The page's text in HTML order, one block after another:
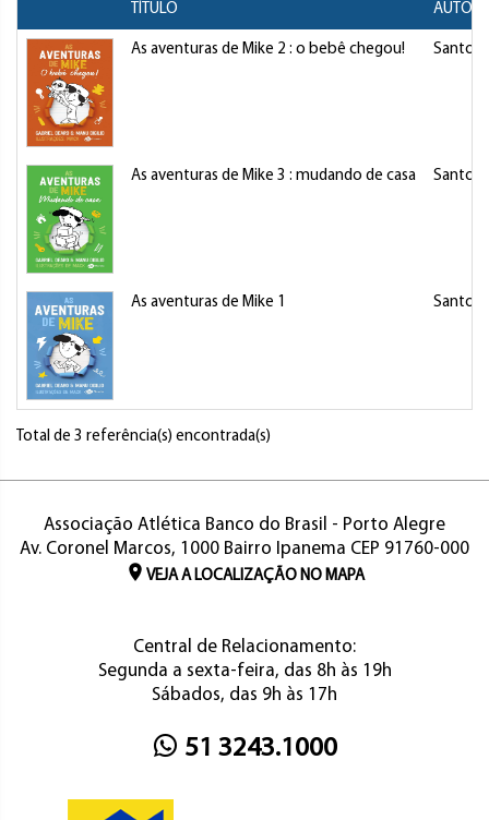
TÍTULO AUTOR/
As aventuras de Mike 2 : o bebê chegou! Santos,
As aventuras de Mike 3 : mudando de casa Santos,
As aventuras de Mike 1 Santos,
Total de 3 referência(s) encontrada(s)
Associação Atlética Banco do Brasil - Porto Alegre
Av. Coronel Marcos, 1000 Bairro Ipanema CEP 91760-000
VEJA A LOCALIZAÇÃO NO MAPA
Central de Relacionamento:
Segunda a sexta-feira, das 8h às 19h
Sábados, das 9h às 17h
51 3243.1000